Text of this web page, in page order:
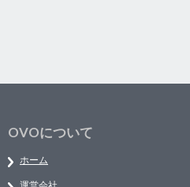
OVOについて
ホーム